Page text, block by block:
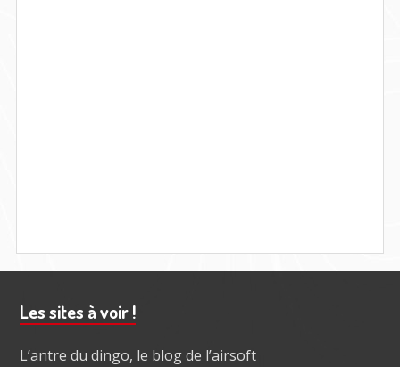
Barre
subsidiaire
Les sites à voir !
L’antre du dingo, le blog de l’airsoft